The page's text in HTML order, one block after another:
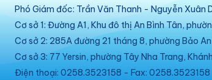
Phó Giám đốc: Trần Văn Thanh - Nguyễn Xuân
Cơ sở 1: Đường A1, Khu đô thị An Bình Tân,
Cơ sở 2: 285A đường 21 tháng 8, phường Bảo
Cơ sở 3: 77 Yersin, phường Tây Nha Trang,
Điện thoại: 0258.3523158 - Fax: 0258.3523158